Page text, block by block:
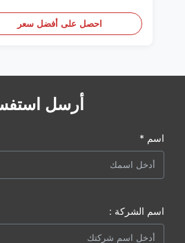
احصل على أفضل سعر
أرسل
اسم *
اسم الشركة :